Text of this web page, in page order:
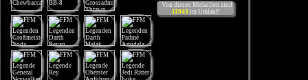
Von diesen Medaillen sind
11943 im Umlauf!